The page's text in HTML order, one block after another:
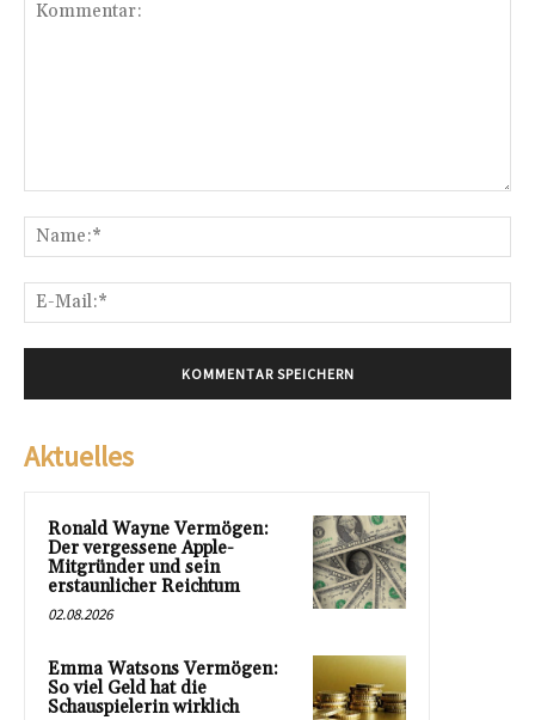
Aktuelles
Ronald Wayne Vermögen:
Der vergessene Apple-
Mitgründer und sein
erstaunlicher Reichtum
02.08.2026
Emma Watsons Vermögen:
So viel Geld hat die
Schauspielerin wirklich